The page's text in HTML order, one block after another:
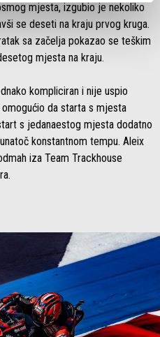
mjesta, izgubio je nekoliko
se deseti na kraju prvog kruga.
sa začelja pokazao se teškim
mjesta na kraju.
kompliciran i nije uspio
da starta s mjesta
s jedanaestog mjesta dodatno
konstantnom tempu. Aleix
iza Team Trackhouse